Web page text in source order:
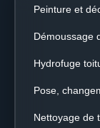
Peinture et
Démoussage
Hydrofuge
Pose,
Nettoyage de